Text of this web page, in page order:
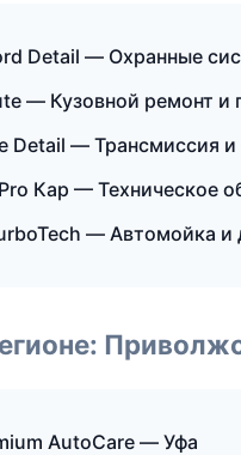
Detail — Охранные
— Кузовной ремонт и
Detail — Трансмиссия и
Кар — Техническое
— Автомойка и
AutoCare — Уфа